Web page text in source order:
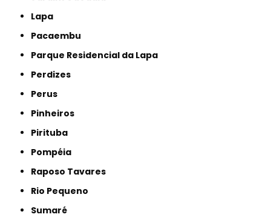
Lapa
Pacaembu
Parque Residencial da Lapa
Perdizes
Perus
Pinheiros
Pirituba
Pompéia
Raposo Tavares
Rio Pequeno
Sumaré